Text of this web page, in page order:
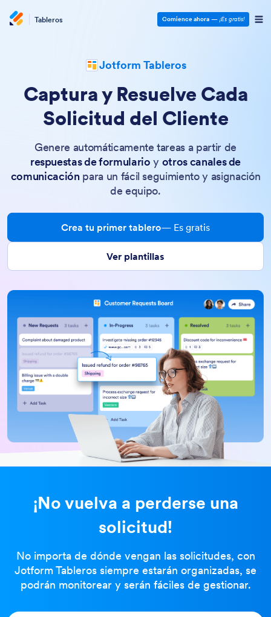
Tableros Comience ahora — ¡Es gratis!
Jotform Tableros
Captura y Resuelve Cada
Solicitud del Cliente
Genere automáticamente tareas a partir de
respuestas de formulario y otros canales de
comunicación para un fácil seguimiento y asignación
de equipo.
Crea tu primer tablero— Es gratis
Ver plantillas
¡No vuelva a perderse una
solicitud!
No importa de dónde vengan las solicitudes, con
Jotform Tableros siempre estarán organizadas, se
podrán monitorear y serán fáciles de gestionar.